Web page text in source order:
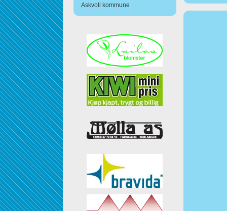
Askvoll kommune